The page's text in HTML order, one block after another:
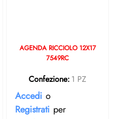
AGENDA RICCIOLO 12X17
7549RC
Confezione: 1 PZ
Accedi o
Registrati per